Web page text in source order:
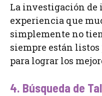
La investigación
experiencia que
simplemente no
siempre están listos
para lograr los
4. Búsqueda de